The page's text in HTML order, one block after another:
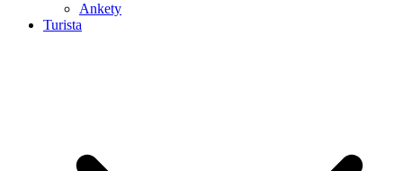
Ankety
Turista